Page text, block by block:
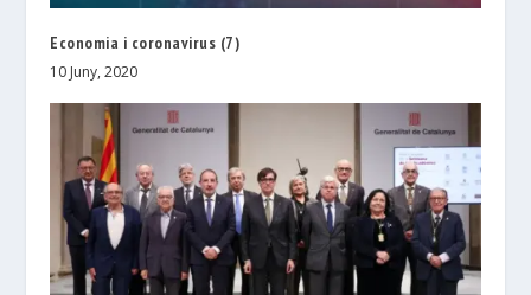
Economia i coronavirus (7)
10 Juny, 2020